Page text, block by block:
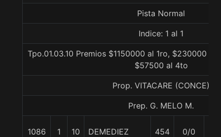
Pista Normal
Indice: 1 al 1
Tpo.01.03.10 Premios $1150000 al 1ro, $230000 al
$57500 al 4to
Prop. VITACARE (CONCE)
Prep. G. MELO M.
1086 1 10 DEMEDIEZ 454 0/0